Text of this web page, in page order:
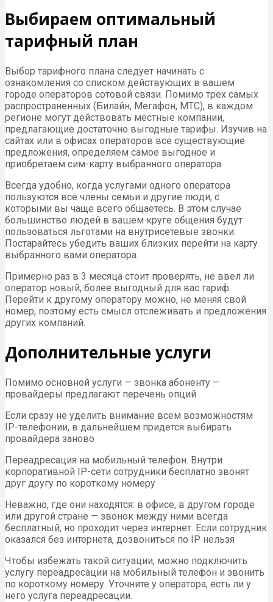
Выбираем оптимальный
тарифный план
Выбор тарифного плана следует начинать с
ознакомления со списком действующих в вашем
городе операторов сотовой связи. Помимо трех самых
распространенных (Билайн, Мегафон, МТС), в каждом
регионе могут действовать местные компании,
предлагающие достаточно выгодные тарифы. Изучив на
сайтах или в офисах операторов все существующие
предложения, определяем самое выгодное и
приобретаем сим-карту выбранного оператора.
Всегда удобно, когда услугами одного оператора
пользуются все члены семьи и другие люди, с
которыми вы чаще всего общаетесь. В этом случае
большинство людей в вашем круге общения будут
пользоваться льготами на внутрисетевые звонки.
Постарайтесь убедить ваших близких перейти на карту
выбранного вами оператора.
Примерно раз в 3 месяца стоит проверять, не ввел ли
оператор новый, более выгодный для вас тариф.
Перейти к другому оператору можно, не меняя свой
номер, поэтому есть смысл отслеживать и предложения
других компаний.
Дополнительные услуги
Помимо основной услуги — звонка абоненту —
провайдеры предлагают перечень опций
Если сразу не уделить внимание всем возможностям
IP-телефонии, в дальнейшем придется выбирать
провайдера заново
Переадресация на мобильный телефон. Внутри
корпоративной IP-сети сотрудники бесплатно звонят
друг другу по короткому номеру
Неважно, где они находятся: в офисе, в другом городе
или другой стране — звонок между ними всегда
бесплатный, но проходит через интернет. Если сотрудник
оказался без интернета, дозвониться по IP нельзя
Чтобы избежать такой ситуации, можно подключить
услугу переадресации на мобильный телефон и звонить
по короткому номеру. Уточните у оператора, есть ли у
него услуга переадресации.